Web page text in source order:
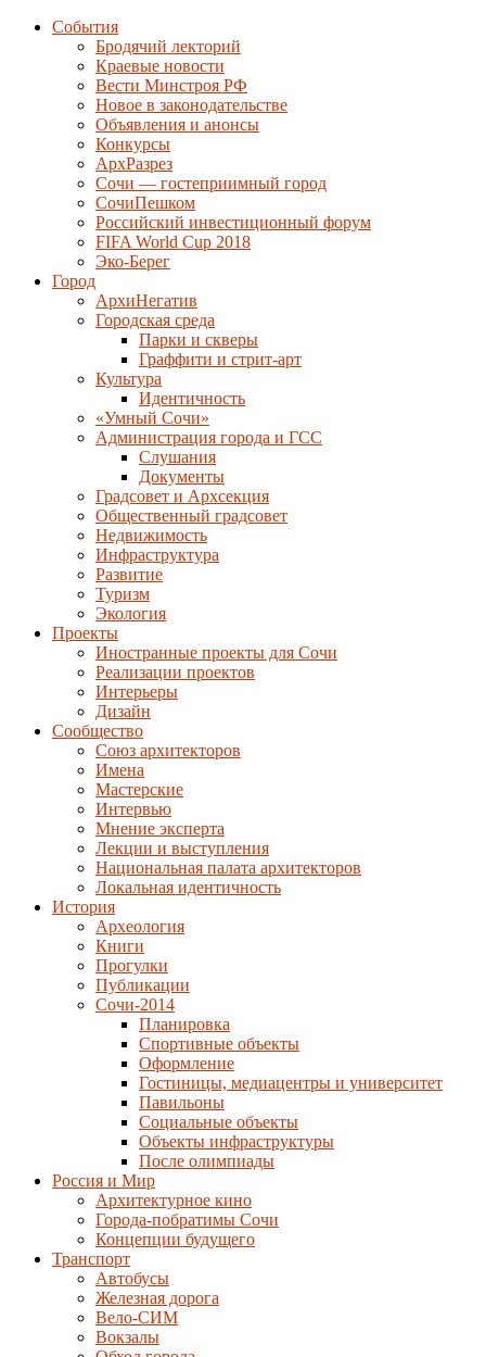
События
Бродячий лекторий
Краевые новости
Вести Минстроя РФ
Новое в законодательстве
Объявления и анонсы
Конкурсы
АрхРазрез
Сочи — гостеприимный город
СочиПешком
Российский инвестиционный форум
FIFA World Cup 2018
Эко-Берег
Город
АрхиНегатив
Городская среда
Парки и скверы
Граффити и стрит-арт
Культура
Идентичность
«Умный Сочи»
Администрация города и ГСС
Слушания
Документы
Градсовет и Архсекция
Общественный градсовет
Недвижимость
Инфраструктура
Развитие
Туризм
Экология
Проекты
Иностранные проекты для Сочи
Реализации проектов
Интерьеры
Дизайн
Сообщество
Союз архитекторов
Имена
Мастерские
Интервью
Мнение эксперта
Лекции и выступления
Национальная палата архитекторов
Локальная идентичность
История
Археология
Книги
Прогулки
Публикации
Сочи-2014
Планировка
Спортивные объекты
Оформление
Гостиницы, медиацентры и университет
Павильоны
Социальные объекты
Объекты инфраструктуры
После олимпиады
Россия и Мир
Архитектурное кино
Города-побратимы Сочи
Концепции будущего
Транспорт
Автобусы
Железная дорога
Вело-СИМ
Вокзалы